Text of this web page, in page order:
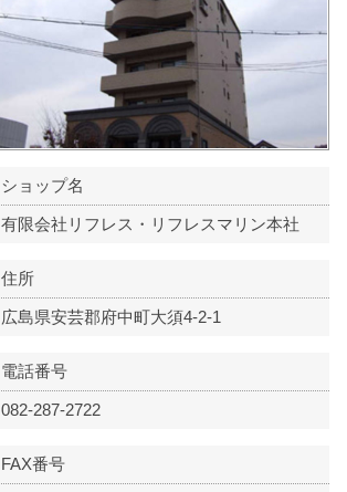
ショップ名
有限会社リフレス・リフレスマリン本社
住所
広島県安芸郡府中町大須4-2-1
電話番号
082-287-2722
FAX番号